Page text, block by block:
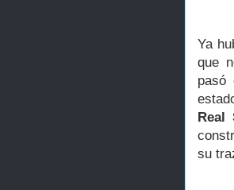
Ya
que
pasó
Real
su